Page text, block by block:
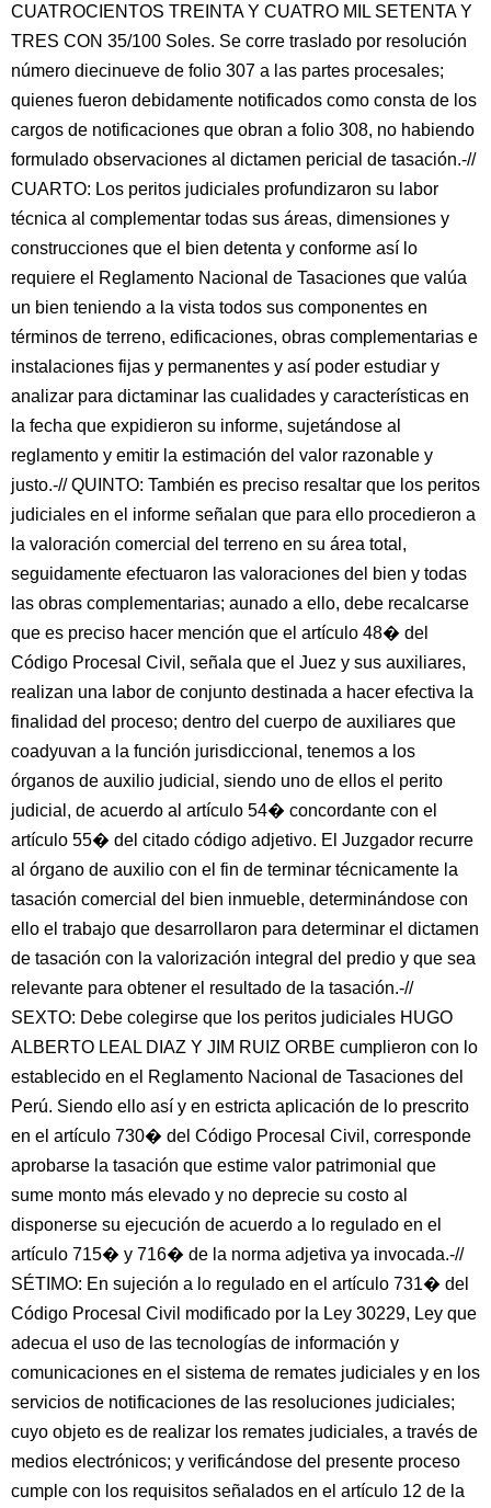
CUATROCIENTOS TREINTA Y CUATRO MIL SETENTA Y
TRES CON 35/100 Soles. Se corre traslado por resolución
número diecinueve de folio 307 a las partes procesales;
quienes fueron debidamente notificados como consta de los
cargos de notificaciones que obran a folio 308, no habiendo
formulado observaciones al dictamen pericial de tasación.-//
CUARTO: Los peritos judiciales profundizaron su labor
técnica al complementar todas sus áreas, dimensiones y
construcciones que el bien detenta y conforme así lo
requiere el Reglamento Nacional de Tasaciones que valúa
un bien teniendo a la vista todos sus componentes en
términos de terreno, edificaciones, obras complementarias e
instalaciones fijas y permanentes y así poder estudiar y
analizar para dictaminar las cualidades y características en
la fecha que expidieron su informe, sujetándose al
reglamento y emitir la estimación del valor razonable y
justo.-// QUINTO: También es preciso resaltar que los peritos
judiciales en el informe señalan que para ello procedieron a
la valoración comercial del terreno en su área total,
seguidamente efectuaron las valoraciones del bien y todas
las obras complementarias; aunado a ello, debe recalcarse
que es preciso hacer mención que el artículo 48� del
Código Procesal Civil, señala que el Juez y sus auxiliares,
realizan una labor de conjunto destinada a hacer efectiva la
finalidad del proceso; dentro del cuerpo de auxiliares que
coadyuvan a la función jurisdiccional, tenemos a los
órganos de auxilio judicial, siendo uno de ellos el perito
judicial, de acuerdo al artículo 54� concordante con el
artículo 55� del citado código adjetivo. El Juzgador recurre
al órgano de auxilio con el fin de terminar técnicamente la
tasación comercial del bien inmueble, determinándose con
ello el trabajo que desarrollaron para determinar el dictamen
de tasación con la valorización integral del predio y que sea
relevante para obtener el resultado de la tasación.-//
SEXTO: Debe colegirse que los peritos judiciales HUGO
ALBERTO LEAL DIAZ Y JIM RUIZ ORBE cumplieron con lo
establecido en el Reglamento Nacional de Tasaciones del
Perú. Siendo ello así y en estricta aplicación de lo prescrito
en el artículo 730� del Código Procesal Civil, corresponde
aprobarse la tasación que estime valor patrimonial que
sume monto más elevado y no deprecie su costo al
disponerse su ejecución de acuerdo a lo regulado en el
artículo 715� y 716� de la norma adjetiva ya invocada.-//
SÉTIMO: En sujeción a lo regulado en el artículo 731� del
Código Procesal Civil modificado por la Ley 30229, Ley que
adecua el uso de las tecnologías de información y
comunicaciones en el sistema de remates judiciales y en los
servicios de notificaciones de las resoluciones judiciales;
cuyo objeto es de realizar los remates judiciales, a través de
medios electrónicos; y verificándose del presente proceso
cumple con los requisitos señalados en el artículo 12 de la